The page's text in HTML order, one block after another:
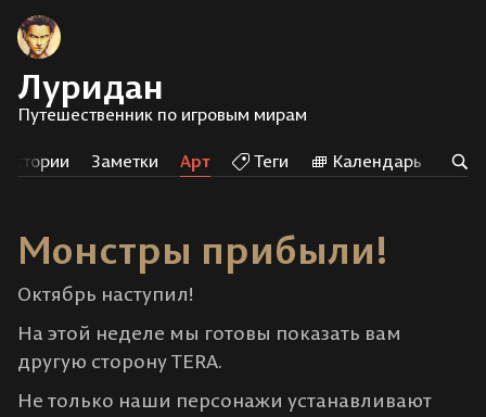
Луридан
Путешественник по игровым мирам
Заметки Арт Теги Календарь
Монстры прибыли!
Октябрь наступил!
На этой неделе мы готовы показать вам
другую сторону TERA.
Не только наши персонажи устанавливают